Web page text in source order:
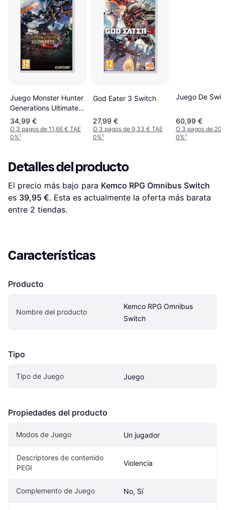
Juego Monster Hunter
Generations Ultimate
Para Switch
34,99 €
O 3 pagos de 11,66 € TAE
0%¹
God Eater 3 Switch
27,99 €
O 3 pagos de 9,33 € TAE
0%¹
Juego De
60,99 €
O 3 pagos de
0%¹
Detalles del producto
El precio más bajo para Kemco RPG Omnibus Switch
es 39,95 €. Esta es actualmente la oferta más barata
entre 2 tiendas.
Características
Producto
Nombre del producto
Kemco RPG Omnibus
Switch
Tipo
Tipo de Juego Juego
Propiedades del producto
Modos de Juego Un jugador
Descriptores de contenido
PEGI
Violencia
Complemento de Juego No, Sí